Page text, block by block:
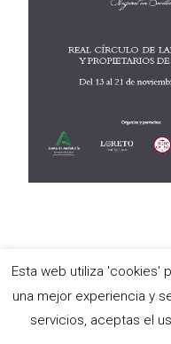
Copyright © Antigua e
María Stma. de las Nieves y
Pontificia y Real
Esta web utiliza 'cookies'
una mejor experiencia y
servicios, aceptas el